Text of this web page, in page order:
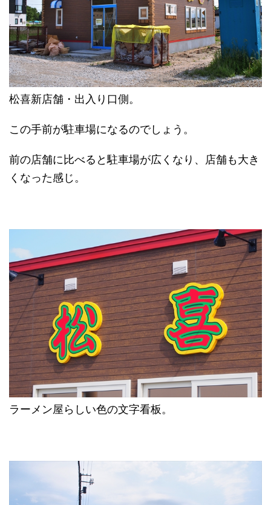
松喜新店舗・出入り口側。
この手前が駐車場になるのでしょう。
前の店舗に比べると駐車場が広くなり、店舗も大き
くなった感じ。
ラーメン屋らしい色の文字看板。